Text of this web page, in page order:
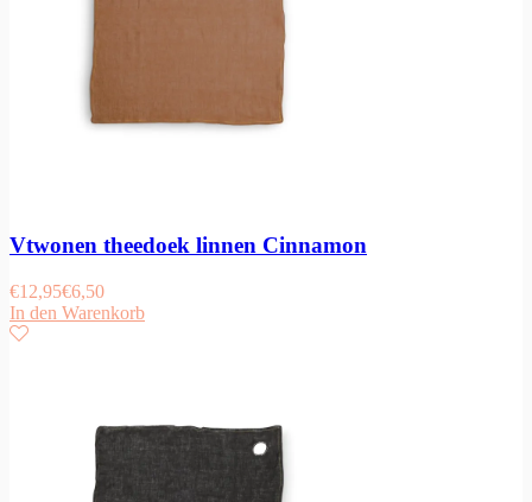
Vtwonen theedoek linnen Cinnamon
€12,95€6,50
In den Warenkorb